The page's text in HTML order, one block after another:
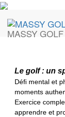
MASSY
Le golf : un
Défi mental et
moments
Exercice
apprendre et